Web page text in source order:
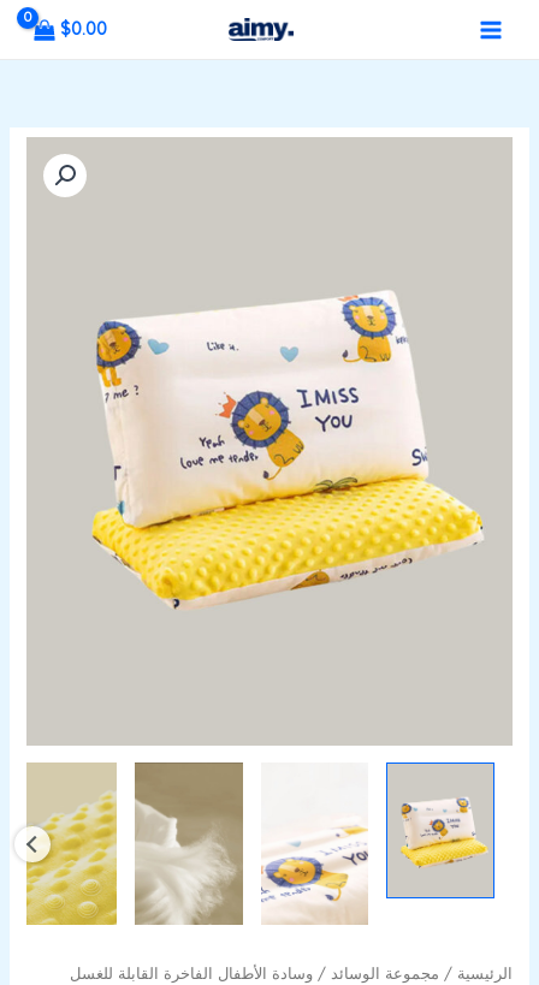
MAIN
MENU
$0.00
الرئيسية / مجموعة الوسائد/ وسادة الأطفال الفاخرة القابلة للغسل